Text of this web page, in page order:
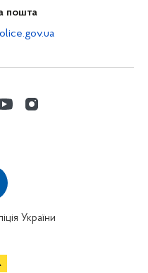
пошта
України